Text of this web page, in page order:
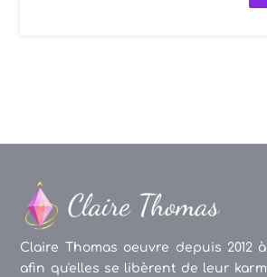
Claire Thomas oeuvre depuis 2012
afin qu'elles se libèrent de leur